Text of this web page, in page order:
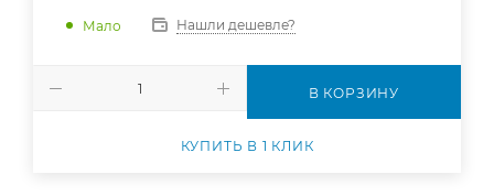
Мало Нашли дешевле?
В КОРЗИНУ
КУПИТЬ В 1 КЛИК